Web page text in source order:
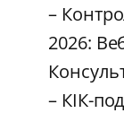
–
2026:
– КІК-